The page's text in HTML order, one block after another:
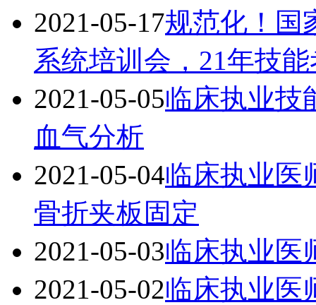
2021-05-17规范化！国
系统培训会，21年技
2021-05-05临床执业技
血气分析
2021-05-04临床执业医
骨折夹板固定
2021-05-03临床执业医
2021-05-02临床执业医